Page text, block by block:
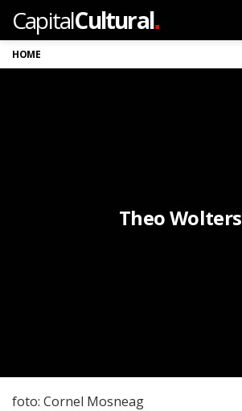
CapitalCultural.
HOME
Theo Wolters
foto: Cornel Mosneag